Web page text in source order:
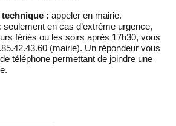
: appeler en mairie.
seulement en cas d’extrême urgence,
fériés ou les soirs après 17h30, vous
(mairie). Un répondeur vous
téléphone permettant de joindre une